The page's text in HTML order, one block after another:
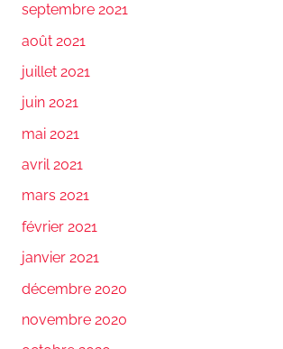
septembre 2021
août 2021
juillet 2021
juin 2021
mai 2021
avril 2021
mars 2021
février 2021
janvier 2021
décembre 2020
novembre 2020